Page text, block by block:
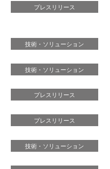
プレスリリース
技術・ソリューション
技術・ソリューション
プレスリリース
プレスリリース
技術・ソリューション